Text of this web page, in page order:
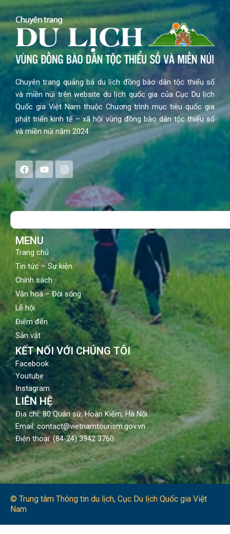
Chuyên trang quảng bá du lịch đồng bào dân tộc thiểu số
và miền núi trên website du lịch quốc gia của Cục Du lịch
Quốc gia Việt Nam thuộc Chương trình mục tiêu quốc gia
phát triển kinh tế – xã hội vùng đồng bào dân tộc thiểu số
và miền núi năm 2024
F
a
e
b
o
Y
o
t
u
b
I
n
s
a
g
Search
MENU
Trang chủ
Tin tức – Sự kiện
Chính sách
Văn hoá – Đời sống
Lễ hội
Điểm đến
Sản vật
KẾT NỐI VỚI CHÚNG TÔI
Facebook
Youtube
Instagram
LIÊN HỆ
Địa chỉ: 80 Quán sứ, Hoàn Kiếm, Hà Nội
Email: contact@vietnamtourism.gov.vn
Điện thoại: (84-24) 3942 3760
© Trung tâm Thông tin du lịch​, Cục Du lịch Quốc gia Việt
Nam